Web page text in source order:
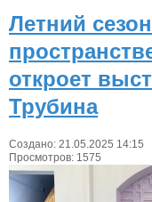
Летний
откроет
Трубина
Создано: 21.05.2025 14:15
Просмотров: 1575